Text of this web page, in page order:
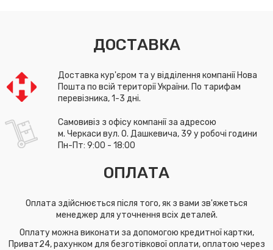
ДОСТАВКА
Доставка кур'єром та у відділення компанії Нова
Пошта по всій території України. По тарифам
перевізника, 1-3 дні.
Самовивіз з офісу компанії за адресою
м. Черкаси вул. О. Дашкевича, 39 у робочі години
Пн-Пт: 9:00 - 18:00
ОПЛАТА
Оплата здійснюється після того, як з вами зв'яжеться
менеджер для уточнення всіх деталей.
Оплату можна виконати за допомогою кредитної картки,
Приват24, рахунком для безготівкової оплати, оплатою через